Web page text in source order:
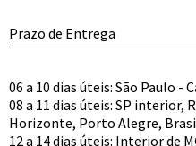
Prazo de Entrega
06 a 10 dias úteis: São Paulo -
08 a 11 dias úteis: SP interior,
Horizonte, Porto Alegre,
12 a 14 dias úteis: Interior de